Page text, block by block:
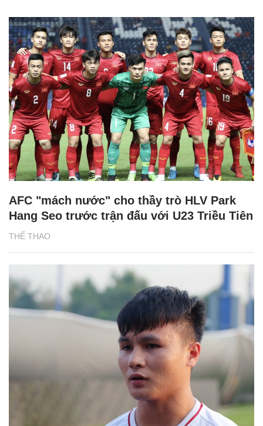
THỂ THAO
AFC "mách nước" cho thầy trò HLV Park
Hang Seo trước trận đấu với U23 Triều Tiên